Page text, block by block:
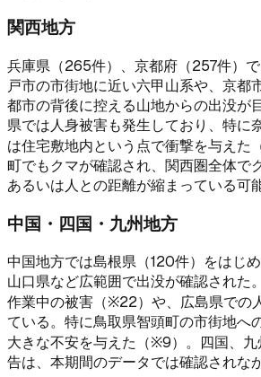
関西地方
兵庫県（265件）、京都府（257件）
戸市の市街地に近い六甲山系や、京都
都市の背後に控える山地からの出没が
県では人身被害も発生しており、特に
は住宅敷地内という点で衝撃を与えた
町でもクマが確認され、関西圏全体で
あるいは人との距離が縮まっている可
中国・四国・九州地方
中国地方では島根県（120件）をはじめ
山口県など広範囲で出没が確認された
作業中の被害（※22）や、広島県での
ている。特に鳥取県智頭町の市街地へ
大きな不安を与えた（※9）。四国、
告は、本期間のデータでは確認されな